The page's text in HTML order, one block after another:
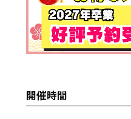
開催時間